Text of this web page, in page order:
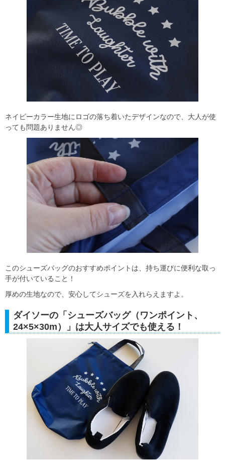
ネイビーカラー生地にロゴの落ち着いたデザインなので、大人が使
っても問題ありません◎
このシューズバッグのおすすめポイントは、持ち運びに便利な取っ
手が付いていること！
厚めの生地なので、安心してシューズを入れらえますよ。
ダイソーの「シューズバッグ（ワンポイント、
24×5×30m）」は大人サイズでも使える！